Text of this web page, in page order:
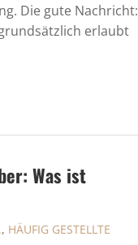
Die gute Nachricht:
erlaubt
Was ist
, HÄUFIG GESTELLTE